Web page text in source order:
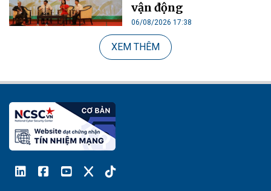
vận động
06/08/2026 17:38
XEM THÊM